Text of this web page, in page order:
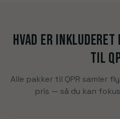
Hvad er
til
Alle pakker til QPR samler
pris — så du kan